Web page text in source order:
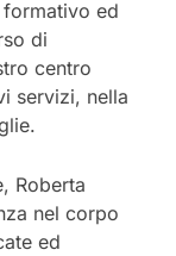
ed
di
centro
servizi, nella
Roberta
nel corpo
ed